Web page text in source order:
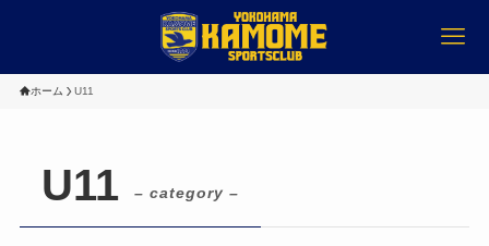
ホーム U11
U11 – category –